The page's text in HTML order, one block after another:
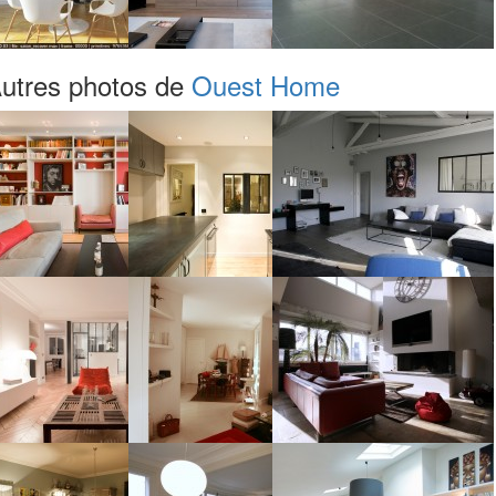
photos de Ouest Home